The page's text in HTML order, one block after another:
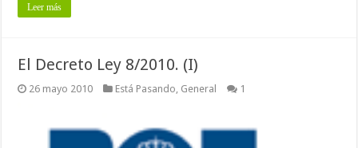
Leer más
El Decreto Ley 8/2010. (I)
26 mayo 2010 Está Pasando General 1